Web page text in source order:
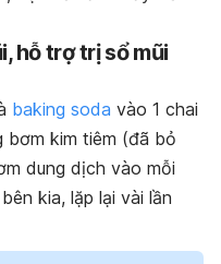
hỗ trợ trị sổ mũi
baking soda vào 1 chai
bơm kim tiêm (đã bỏ
dung dịch vào mỗi
kia, lặp lại vài lần